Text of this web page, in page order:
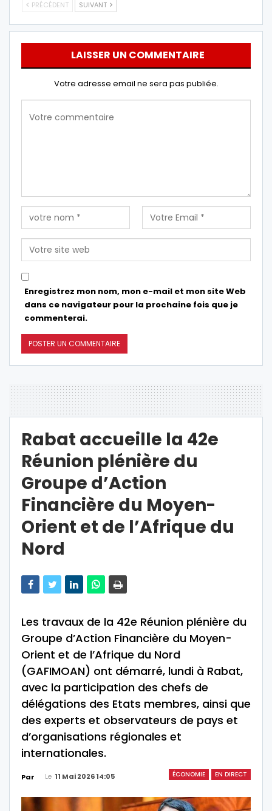
PRÉCÉDENT SUIVANT
LAISSER UN COMMENTAIRE
Votre adresse email ne sera pas publiée.
Enregistrez mon nom, mon e-mail et mon site Web
dans ce navigateur pour la prochaine fois que je
commenterai.
Rabat accueille la 42e
Réunion plénière du
Groupe d’Action
Financière du Moyen-
Orient et de l’Afrique du
Nord
Les travaux de la 42e Réunion plénière du
Groupe d’Action Financière du Moyen-
Orient et de l’Afrique du Nord
(GAFIMOAN) ont démarré, lundi à Rabat,
avec la participation des chefs de
délégations des Etats membres, ainsi que
des experts et observateurs de pays et
d’organisations régionales et
internationales.
ÉCONOMIE EN DIRECT
Par Le 11 Mai 2026 14:05